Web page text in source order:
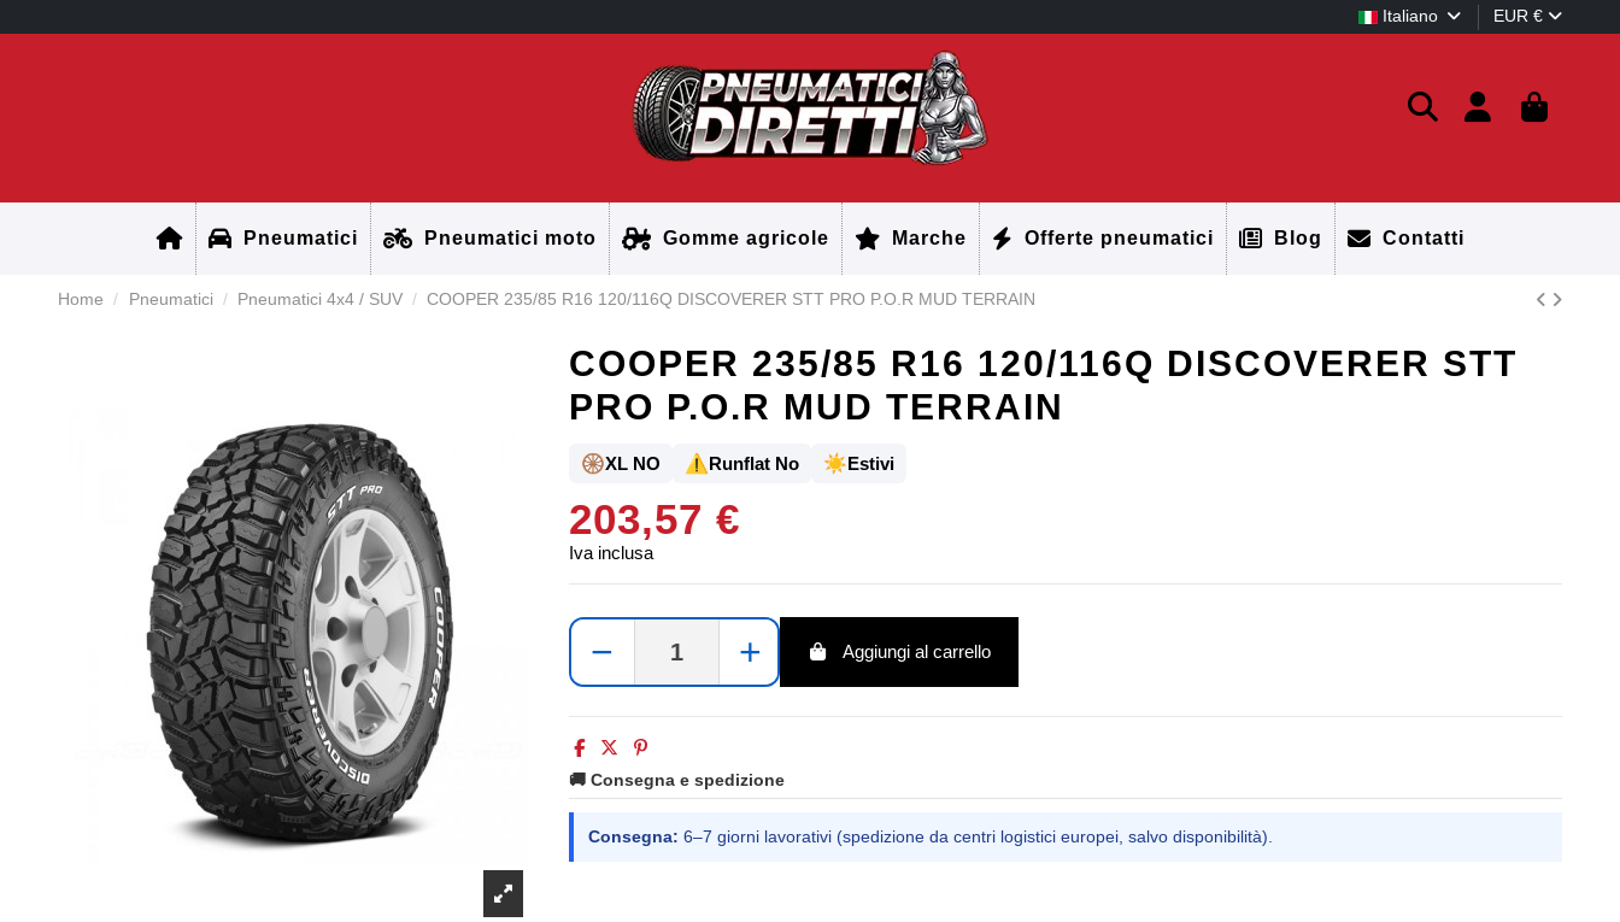
Italiano EUR €
Pneumatici Pneumatici moto Gomme agricole Marche Offerte pneumatici Blog Contatti
Home Pneumatici Pneumatici 4x4 / SUV COOPER 235/85 R16 120/116Q DISCOVERER STT PRO P.O.R MUD TERRAIN
COOPER 235/85 R16 120/116Q DISCOVERER STT
PRO P.O.R MUD TERRAIN
🛞XL NO ⚠️Runflat No ☀️Estivi
203,57 €
Iva inclusa
− + Aggiungi al carrello
🚚 Consegna e spedizione
Consegna: 6–7 giorni lavorativi (spedizione da centri logistici europei, salvo disponibilità).